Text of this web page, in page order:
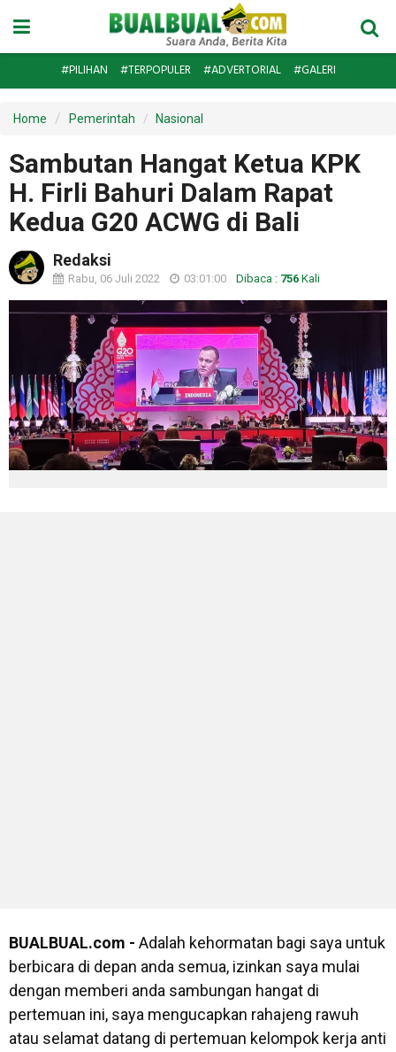
#PILIHAN #TERPOPULER #ADVERTORIAL #GALERI
Home Pemerintah Nasional
Sambutan Hangat Ketua KPK
H. Firli Bahuri Dalam Rapat
Kedua G20 ACWG di Bali
Redaksi
Rabu, 06 Juli 2022 03:01:00 Dibaca : 756 Kali
BUALBUAL.com - Adalah kehormatan bagi saya untuk
berbicara di depan anda semua, izinkan saya mulai
dengan memberi anda sambungan hangat di
pertemuan ini, saya mengucapkan rahajeng rawuh
atau selamat datang di pertemuan kelompok kerja anti